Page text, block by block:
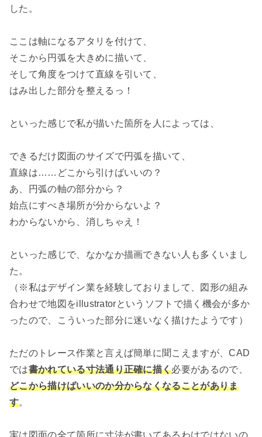
した。
ここは軸になるアタリを付けて、
そこから円弧を大きめに描いて、
そして角度をつけて直線を引いて、
はみ出した部分を整えるっ！
といった感じで私が描いた箇所を人によっては、
できるだけ図面のサイズで円弧を描いて、
直線は……どこから引けばいいの？
あ、円弧の軸の部分から？
始点にすべき場所が分からないよ？
わからないから、消しちゃえ！
といった感じで、なかなか描画できない人も多くいまし
た。
（※私はデザイン業を経験しておりまして、図形の組み
合わせで地図をillustratorというソフトで描く機会が多か
ったので、こういった部分に迷いなく描けたようです）
ただのトレース作業と言えば簡単に聞こえますが、CAD
では書かれている寸法通り正確に描く必要があるので、
どこから描けばいいのか分からなくなることがありま
す。
実は図面の全て箇所に寸法が書いてあるわけではないの